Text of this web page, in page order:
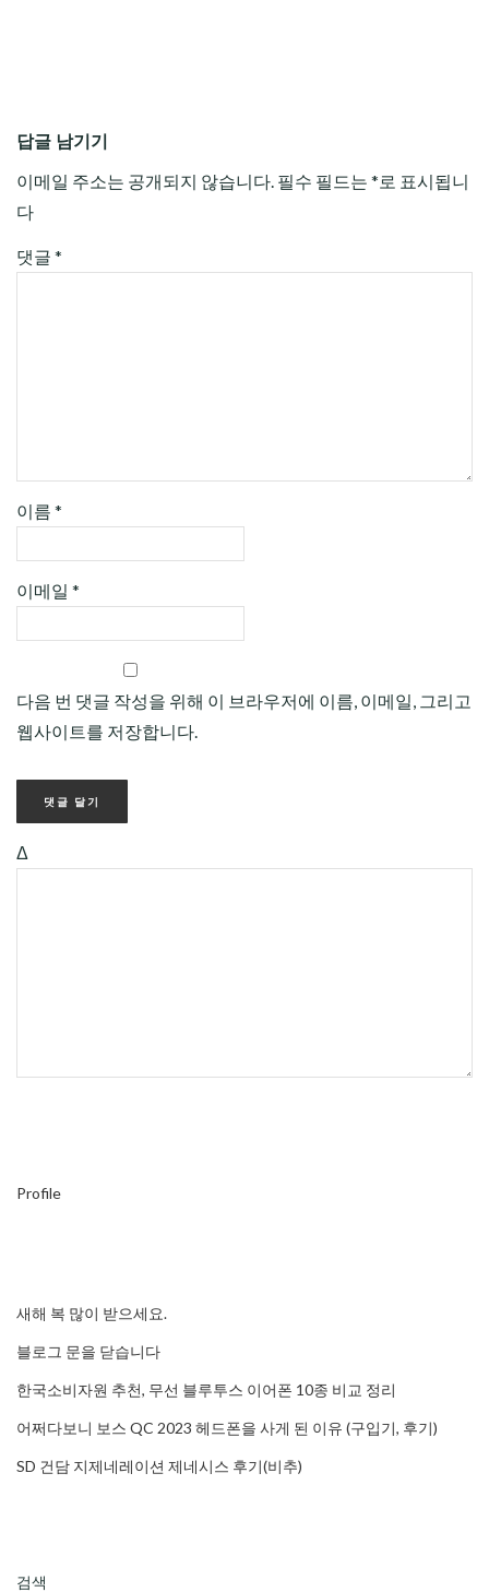
답글 남기기
이메일 주소는 공개되지 않습니다. 필수 필드는 * 로 표시됩니
다
댓글 *
이름 *
이메일 *
다음 번 댓글 작성을 위해 이 브라우저에 이름, 이메일, 그리고
웹사이트를 저장합니다.
Δ
Profile
새해 복 많이 받으세요.
블로그 문을 닫습니다
한국소비자원 추천, 무선 블루투스 이어폰 10종 비교 정리
어쩌다보니 보스 QC 2023 헤드폰을 사게 된 이유 (구입기, 후기)
SD 건담 지제네레이션 제네시스 후기(비추)
검색